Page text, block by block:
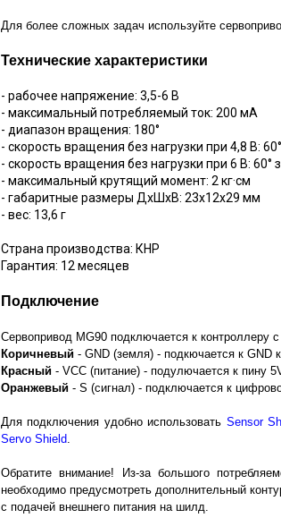
Для более сложных задач используйте
Технические характеристики
- рабочее напряжение: 3,5-6 В
- максимальный потребляемый ток: 200 мА
- диапазон вращения: 180°
- скорость вращения без нагрузки при 4,8 В:
- скорость вращения без нагрузки при 6 В: 60°
- максимальный крутящий момент: 2 кг·см
- габаритные размеры ДхШхВ: 23х12х29 мм
- вес: 13,6 г
Страна производства: КНР
Гарантия: 12 месяцев
Подключение
Сервопривод MG90 подключается к контроллеру
Коричневый - GND (земля) - подкючается к GND
Красный - VCC (питание) - подулючается к пину
Оранжевый - S (сигнал) - подключается к
Для подключения удобно использовать Sensor
Servo Shield.
Обратите внимание! Из-за большого
необходимо предусмотреть дополнительный
с подачей внешнего питания на шилд.